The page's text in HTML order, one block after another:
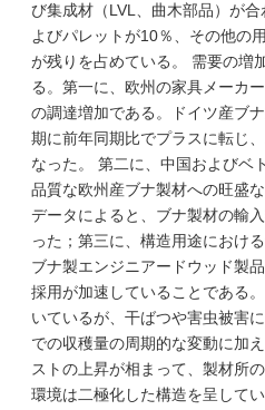
び集成材（LVL、曲木部品）が
よびパレットが10％、その他の
が残りを占めている。 需要の増
る。第一に、欧州の家具メーカ
の調達増加である。ドイツ産ブ
期に前年同期比でプラスに転じ
なった。 第二に、中国およびベ
品質な欧州産ブナ製材への旺盛
データによると、ブナ製材の輸
った；第三に、構造用途におけ
ブナ製エンジニアードウッド製
採用が加速していることである
いているが、干ばつや害虫被害
での収穫量の周期的な変動に加
ストの上昇が相まって、製材所
環境は二極化した構造を呈して